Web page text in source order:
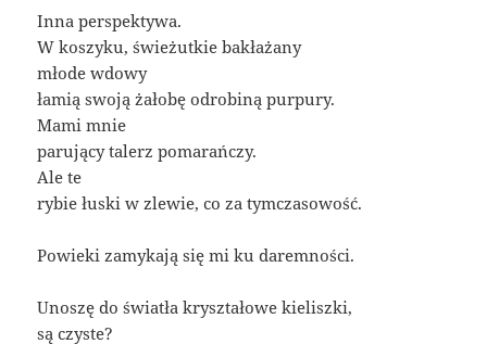
Inna perspektywa.
W koszyku, świeżutkie bakłażany
młode wdowy
łamią swoją żałobę odrobiną purpury.
Mami mnie
parujący talerz pomarańczy.
Ale te
rybie łuski w zlewie, co za tymczasowość.
Powieki zamykają się mi ku daremności.
Unoszę do światła kryształowe kieliszki,
są czyste?